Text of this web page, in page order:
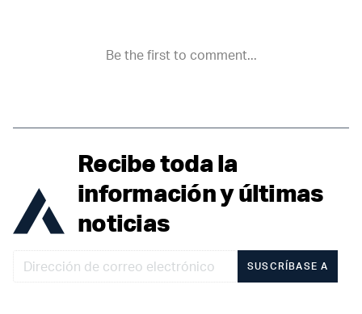
Recibe toda la
información y últimas
noticias
SUSCRÍBASE A